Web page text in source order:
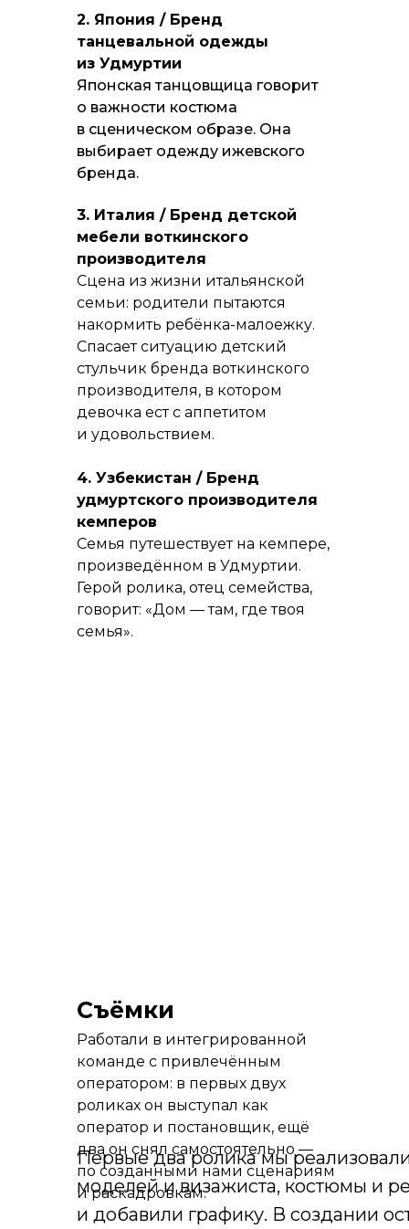
2. Япония / Бренд
танцевальной одежды
из Удмуртии
Японская танцовщица говорит
о важности костюма
в сценическом образе. Она
выбирает одежду ижевского
бренда.
3. Италия / Бренд детской
мебели воткинского
производителя
Сцена из жизни итальянской
семьи: родители пытаются
накормить ребёнка-малоежку.
Спасает ситуацию детский
стульчик бренда воткинского
производителя, в котором
девочка ест с аппетитом
и удовольствием.
4. Узбекистан / Бренд
удмуртского производителя
кемперов
Семья путешествует на кемпере,
произведённом в Удмуртии.
Герой ролика, отец семейства,
говорит: «Дом — там, где твоя
семья».
Съёмки
Работали в интегрированной
команде с привлечённым
оператором: в первых двух
роликах он выступал как
оператор и постановщик, ещё
два он снял самостоятельно —
по созданными нами сценариям
и раскадровкам.
Первые два ролика мы
моделей и визажиста, костюмы и
и добавили графику. В создании
Если интересно, как
реализуются
подобные задачи —
можно оставить
запрос через
форму.
Или звоните нам напрямую
информационной рассылки
Отправить
УЗНАТЬ БОЛЬШЕ
ОБ УСЛУГАХ